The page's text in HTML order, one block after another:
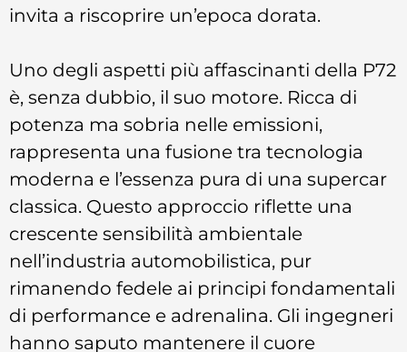
invita a riscoprire un’epoca dorata.
Uno degli aspetti più affascinanti della P72
è, senza dubbio, il suo motore. Ricca di
potenza ma sobria nelle emissioni,
rappresenta una fusione tra tecnologia
moderna e l’essenza pura di una supercar
classica. Questo approccio riflette una
crescente sensibilità ambientale
nell’industria automobilistica, pur
rimanendo fedele ai principi fondamentali
di performance e adrenalina. Gli ingegneri
hanno saputo mantenere il cuore